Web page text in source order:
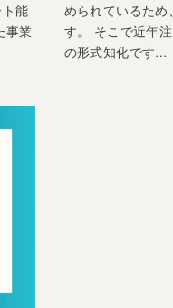
能
事業
められているため
す。 そこで近年
の形式知化です…